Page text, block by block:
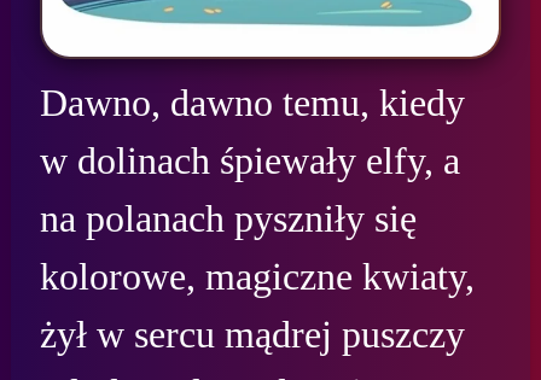
Dawno, dawno temu, kiedy
w dolinach śpiewały elfy, a
na polanach pyszniły się
kolorowe, magiczne kwiaty,
żył w sercu mądrej puszczy